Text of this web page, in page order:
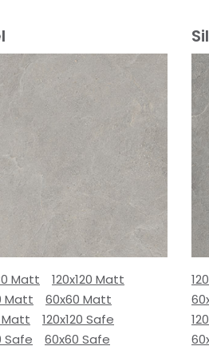
Matt
120x120 Matt
Matt
60x60 Matt
Matt
120x120 Safe
Safe
60x60 Safe